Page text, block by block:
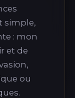
simple,
: mon
et de
ou